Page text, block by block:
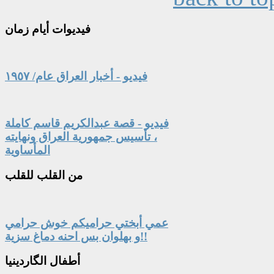
فيديوات أيام زمان
فيديو - أخبار العراق عام/ ١٩٥٧
فيديو - قصة عبدالكريم قاسم كاملة
، تأسيس جمهورية العراق ونهايته
المأساوية
من القلب للقلب
عمي أبختي حراميكم خوش حرامي
و بهلوان بس احنه دماغ سزية!!
أطفال الگاردينيا